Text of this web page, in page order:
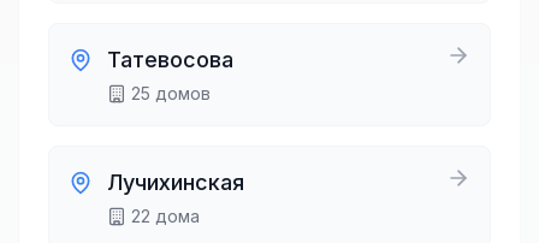
Татевосова
25 домов
Лучихинская
22 дома